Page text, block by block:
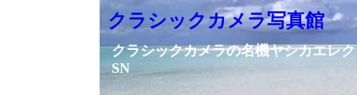
クラシックカメラ写真館
クラシックカメラの名機ヤシカエレ
SN